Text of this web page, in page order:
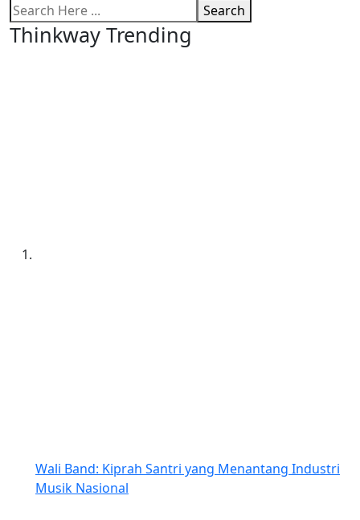
Search
Thinkway Trending
Wali Band: Kiprah Santri yang Menantang Industri
Musik Nasional